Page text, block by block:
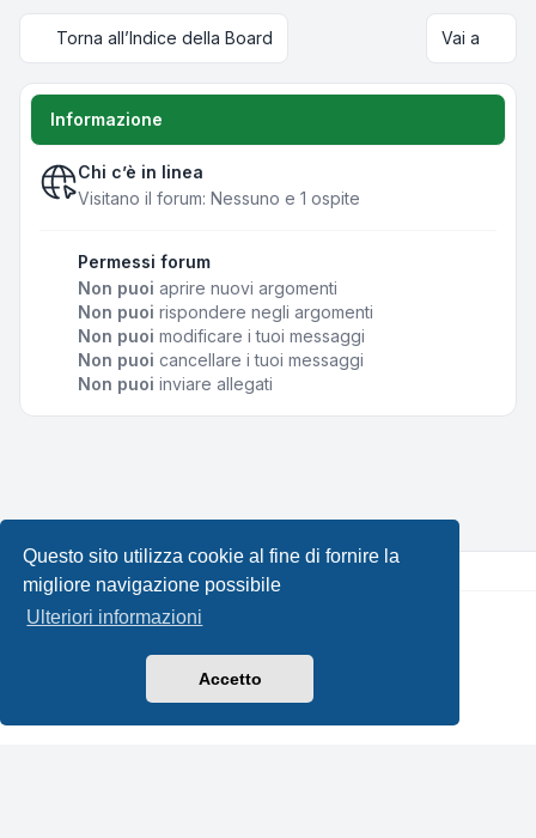
Questo sito utilizza cookie al fine di fornire la
migliore navigazione possibile
Ulteriori informazioni
Accetto
Torna all’Indice della Board Vai a
Informazione
Chi c’è in linea
Visitano il forum: Nessuno e 1 ospite
Permessi forum
Non puoi aprire nuovi argomenti
Non puoi rispondere negli argomenti
Non puoi modificare i tuoi messaggi
Non puoi cancellare i tuoi messaggi
Non puoi inviare allegati
Creato daphpBB® Forum Software © phpBB Limited •
Leenoz.com
phpBB-Italia.it
Condizioni|Tutti gli orari sono